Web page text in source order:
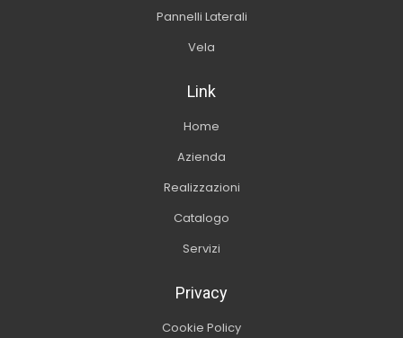
Pannelli Laterali
Vela
Link
Home
Azienda
Realizzazioni
Catalogo
Servizi
Privacy
Cookie Policy